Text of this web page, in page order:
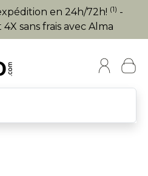
en 24h/72h! (1) -
sans frais avec Alma